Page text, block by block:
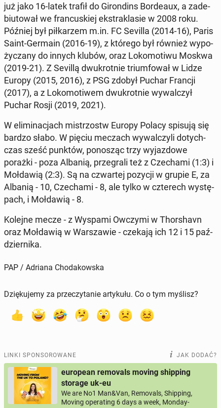
już jako 16-latek trafił do Gi­ron­dins Bor­de­aux, a za­de­
biu­to­wał we fran­cu­skiej eks­tra­kla­sie w 2008 roku.
Później był pił­ka­rzem m.in. FC Sevilla (2014-16), Paris
Saint-Germain (2016-19), z którego był również wy­po­
ży­cza­ny do innych klubów, oraz Lo­ko­mo­ti­wu Moskwa
(2019-21). Z Sevillą dwu­krot­nie trium­fo­wał w Lidze
Europy (2015, 2016), z PSG zdobył Puchar Francji
(2017), a z Lo­ko­mo­ti­wem dwu­krot­nie wy­wal­czył
Puchar Rosji (2019, 2021).
W eli­mi­na­cjach mi­strzostw Europy Polacy spisują się
bardzo słabo. W pięciu meczach wy­wal­czy­li do­tych­
czas sześć punktów, po­no­sząc trzy wy­jaz­do­we
porażki - poza Albanią, prze­gra­li też z Cze­cha­mi (1:3) i
Moł­da­wią (2:3). Są na czwar­tej pozycji w grupie E, za
Albanią - 10, Cze­cha­mi - 8, ale tylko w czte­rech wy­stę­
pach, i Moł­da­wią - 8.
Kolejne mecze - z Wyspami Owczymi w Thor­shavn
oraz Moł­da­wią w War­sza­wie - czekają ich 12 i 15 paź­
dzier­ni­ka.
PAP / Adriana Chodakowska
Dziękujemy za przeczytanie artykułu. Co o tym myślisz?
LINKI SPONSOROWANE JAK DODAĆ?
european removals moving shipping
storage uk-eu
We are No1 Man&Van, Removals, Shipping,
Moving operating 6 days a week, Monday-